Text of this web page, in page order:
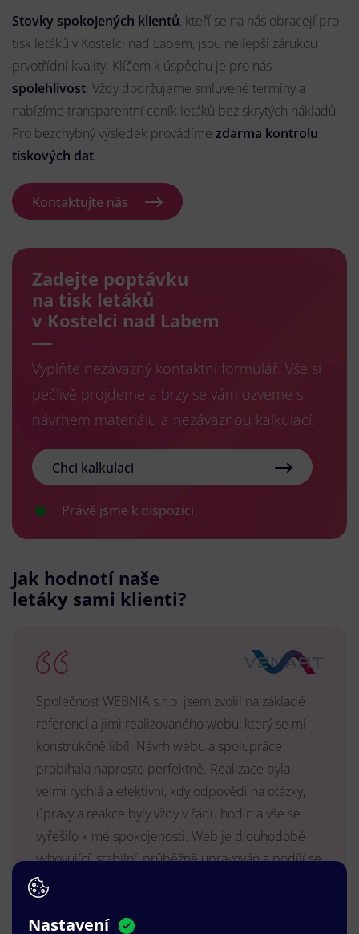
Stovky spokojených klientů, kteří se na nás obracejí pro
tisk letáků v Kostelci nad Labem, jsou nejlepší zárukou
prvotřídní kvality. Klíčem k úspěchu je pro nás
spolehlivost. Vždy dodržujeme smluvené termíny a
nabízíme transparentní ceník letáků bez skrytých nákladů.
Pro bezchybný výsledek provádíme zdarma kontrolu
tiskových dat.
Kontaktujte nás
Zadejte poptávku
na tisk letáků
v Kostelci nad Labem
Vyplňte nezávazný kontaktní formulář. Vše si
pečlivě projdeme a brzy se vám ozveme s
návrhem materiálu a nezávaznou kalkulací.
Chci kalkulaci
Právě jsme k dispozici.
Jak hodnotí naše
letáky sami klienti?
Společnost WEBNIA s.r.o. jsem zvolil na základě
referencí a jimi realizovaného webu, který se mi
konstrukčně libíl. Návrh webu a spolupráce
probíhala naprosto perfektně. Realizace byla
velmi rychlá a efektivní, kdy odpovědi na otázky,
úpravy a reakce byly vždy v řádu hodin a vše se
vyřešilo k mé spokojenosti. Web je dlouhodobě
vyhovující, stabilní, průběžně upravován a podílí se
na pozitivním vnímání naší značky.
MUDr. Radek Vyšohlíd
Nastavení